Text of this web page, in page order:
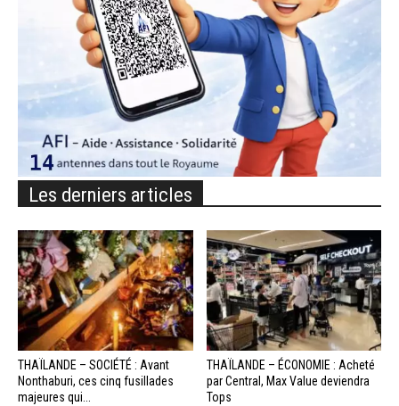
Les derniers articles
THAÏLANDE – SOCIÉTÉ : Avant
Nonthaburi, ces cinq fusillades
majeures qui...
THAÏLANDE – ÉCONOMIE : Acheté
par Central, Max Value deviendra
Tops